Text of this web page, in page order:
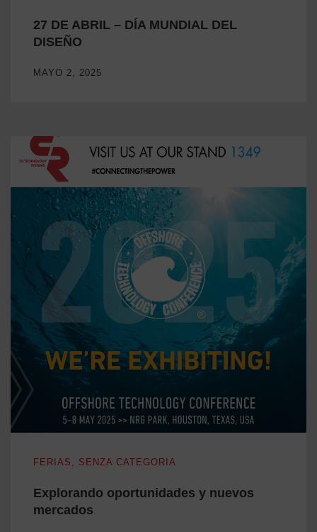
27 DE ABRIL – DÍA MUNDIAL DEL
DISEÑO
MAYO 2, 2025
FERIAS SENZA CATEGORIA
Explorando oportunidades y nuevos
mercados